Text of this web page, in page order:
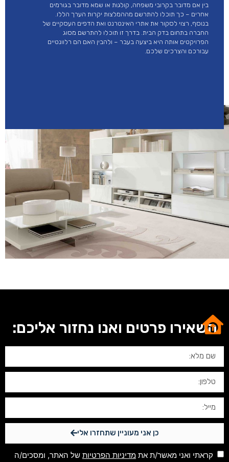
בין אם מדובר בקרובי משפחה, קולגות או שמא מדובר בגורמים
אחרים – כך תוכלו להתרשם מההמלצות יקרות הערך הללו.
בנוסף, רצוי לסקור את אתרי האינטרנט ואת הדפים העסקיים של
החברה בתחום בדק הבית. בדרך זו תוכלו להתרשם מסוג
הפרויקטים אותה היא ביצעה בעבר – ולהבין האם הם רלוונטיים
עבורכם והצרכים שלכם.
השאירו פרטים ואנו נחזור אליכם:
כן אני מעוניין שתחזרו אלי
קראתי ואני מאשר/ת את מדיניות הפרטיות של האתר, ומסכים/ה